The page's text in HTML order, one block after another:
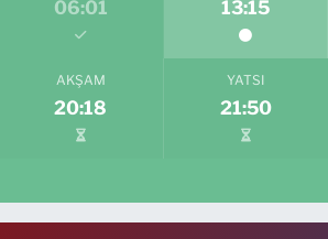
06:01 13:15
AKŞAM
20:18
YATSI
21:50